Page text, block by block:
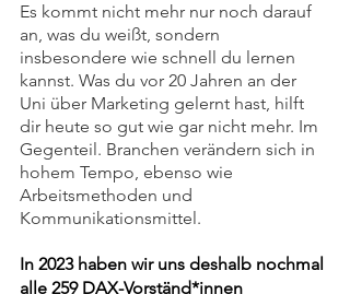
Es kommt nicht mehr nur noch darauf
an, was du weißt, sondern
insbesondere wie schnell du lernen
kannst. Was du vor 20 Jahren an der
Uni über Marketing gelernt hast, hilft
dir heute so gut wie gar nicht mehr. Im
Gegenteil. Branchen verändern sich in
hohem Tempo, ebenso wie
Arbeitsmethoden und
Kommunikationsmittel.
In 2023 haben wir uns deshalb nochmal
alle 259 DAX-Vorständ*innen